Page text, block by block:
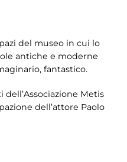
del museo in cui lo
antiche e moderne
fantastico.
dell’Associazione Metis
dell’attore Paolo